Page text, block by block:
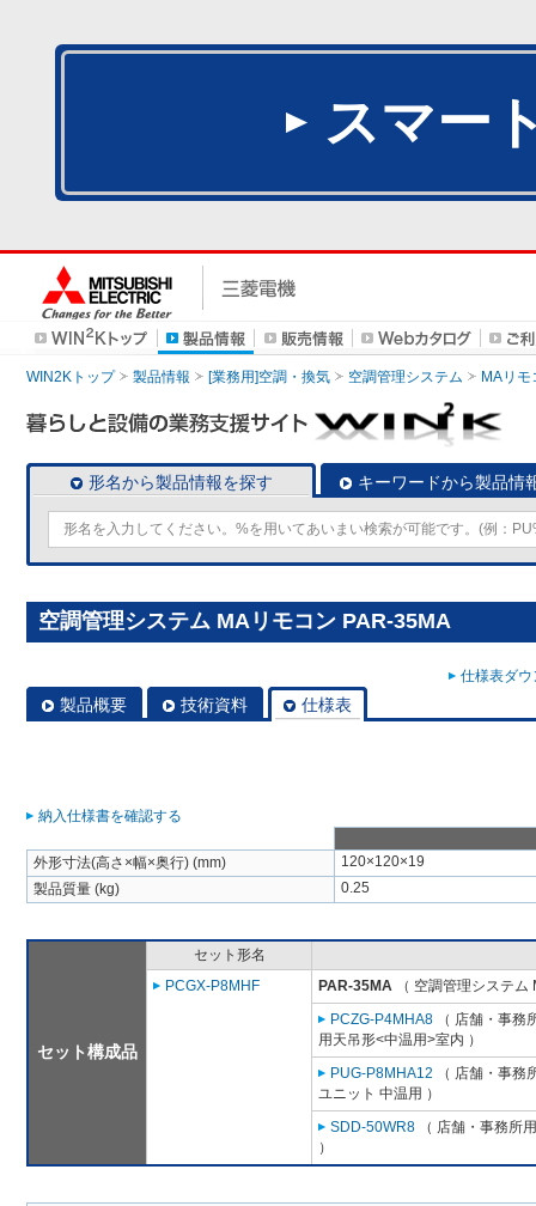
スマー
WIN2Kトップ 製品情報 [業務用]空調・換気 空調管理システム MAリモ
形名から製品情報を探す キーワードから製品情
空調管理システム MAリモコン PAR-35MA
仕様表ダ
製品概要 技術資料 仕様表
納入仕様書を確認する
外形寸法(高さ×幅×奥行) (mm)
120×120×19
製品質量 (kg)
0.25
セット構成品
セット形名
PCGX-P8MHF
PAR-35MA （ 空調管理システム
PCZG-P4MHA8 （ 店舗・事務
用天吊形<中温用>室内 ）
PUG-P8MHA12 （ 店舗・事務
ユニット 中温用 ）
SDD-50WR8 （ 店舗・事務所
）